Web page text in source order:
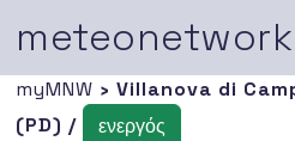
meteonetwork
myMNW › Villanova di
(PD) /
ενεργός